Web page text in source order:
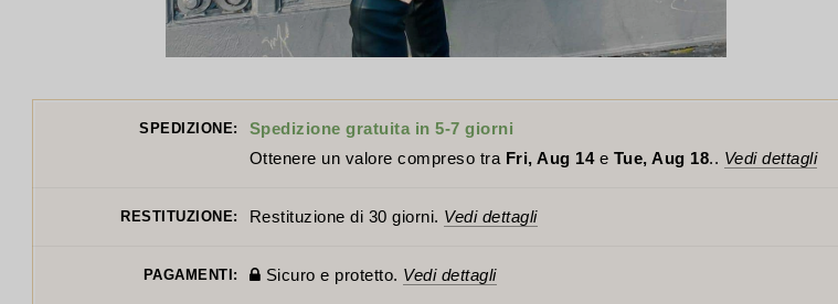
SPEDIZIONE:
Spedizione gratuita in 5-7 giorni
Ottenere un valore compreso tra Fri, Aug 14e Tue, Aug 18.. Vedi dettagli
RESTITUZIONE: Restituzione di 30 giorni. Vedi dettagli
PAGAMENTI: Sicuro e protetto. Vedi dettagli